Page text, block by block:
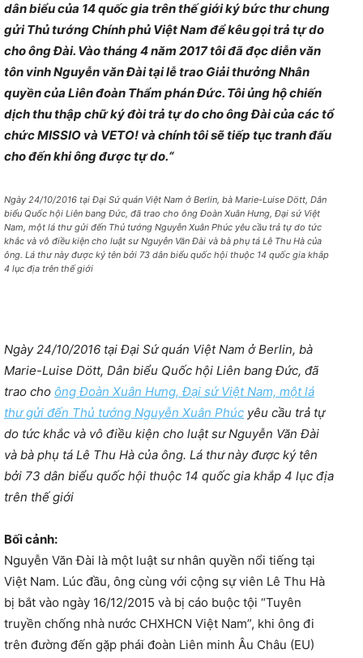
dân biểu của 14 quốc gia trên thế giới ký bức thư chung
gửi Thủ tướng Chính phủ Việt Nam để kêu gọi trả tự do
cho ông Đài. Vào tháng 4 năm 2017 tôi đã đọc diễn văn
tôn vinh Nguyễn văn Đài tại lễ trao Giải thưởng Nhân
quyền của Liên đoàn Thẩm phán Đức. Tôi ủng hộ chiến
dịch thu thập chữ ký đòi trả tự do cho ông Đài của các tổ
chức MISSIO và VETO! và chính tôi sẽ tiếp tục tranh đấu
cho đến khi ông được tự do.“
Ngày 24/10/2016 tại Đại Sứ quán Việt Nam ở Berlin, bà Marie-Luise Dött, Dân
biểu Quốc hội Liên bang Đức, đã trao cho ông Đoàn Xuân Hưng, Đại sứ Việt
Nam, một lá thư gửi đến Thủ tướng Nguyễn Xuân Phúc yêu cầu trả tự do tức
khắc và vô điều kiện cho luật sư Nguyễn Văn Đài và bà phụ tá Lê Thu Hà của
ông. Lá thư này được ký tên bởi 73 dân biểu quốc hội thuộc 14 quốc gia khắp
4 lục địa trên thế giới
Ngày 24/10/2016 tại Đại Sứ quán Việt Nam ở Berlin, bà
Marie-Luise Dött, Dân biểu Quốc hội Liên bang Đức, đã
trao cho ông Đoàn Xuân Hưng, Đại sứ Việt Nam, một lá
thư gửi đến Thủ tướng Nguyễn Xuân Phúc yêu cầu trả tự
do tức khắc và vô điều kiện cho luật sư Nguyễn Văn Đài
và bà phụ tá Lê Thu Hà của ông. Lá thư này được ký tên
bởi 73 dân biểu quốc hội thuộc 14 quốc gia khắp 4 lục địa
trên thế giới
Bối cảnh:
Nguyễn Văn Đài là một luật sư nhân quyền nổi tiếng tại
Việt Nam. Lúc đầu, ông cùng với cộng sự viên Lê Thu Hà
bị bắt vào ngày 16/12/2015 và bị cáo buộc tội “Tuyên
truyền chống nhà nước CHXHCN Việt Nam”, khi ông đi
trên đường đến gặp phái đoàn Liên minh Âu Châu (EU)